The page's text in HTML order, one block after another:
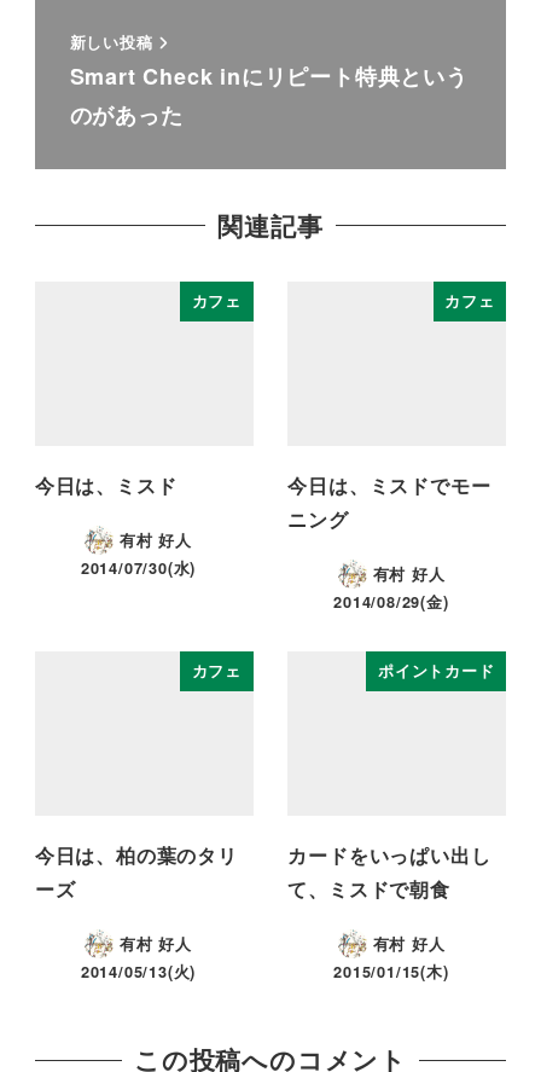
新しい投稿
Smart Check inにリピート特典という
のがあった
関連記事
カフェ
今日は、ミスド
有村 好人
2014/07/30(水)
カフェ
今日は、ミスドでモー
ニング
有村 好人
2014/08/29(金)
カフェ
今日は、柏の葉のタリ
ーズ
有村 好人
2014/05/13(火)
ポイントカード
カードをいっぱい出し
て、ミスドで朝食
有村 好人
2015/01/15(木)
この投稿へのコメント